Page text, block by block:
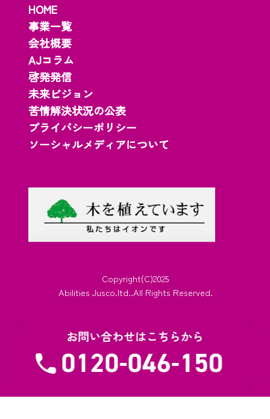
HOME
事業一覧
会社概要
AJコラム
啓発発信
未来ビジョン
苦情解決状況の公表
プライバシーポリシー
ソーシャルメディアについて
Copyright(C)2025
Abilities Jusco.ltd..All Rights Reserved.